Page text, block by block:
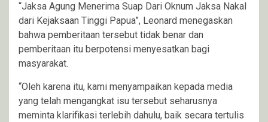
“Jaksa Agung Menerima Suap Dari Oknum Jaksa Nakal
dari Kejaksaan Tinggi Papua”, Leonard menegaskan
bahwa pemberitaan tersebut tidak benar dan
pemberitaan itu berpotensi menyesatkan bagi
masyarakat.
“Oleh karena itu, kami menyampaikan kepada media
yang telah mengangkat isu tersebut seharusnya
meminta klarifikasi terlebih dahulu, baik secara tertulis